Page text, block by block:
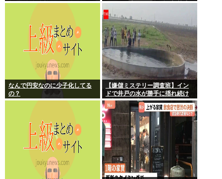
無理、運転免許もなく移住も困
てもヤニ中人口へらずに加熱式
煙草のシュアのびる
なんで円安なのに少子化してる
の？
【嫌儲ミステリー調査班】イン
ドで井戸の水が勝手に揺れ続け
る怪現象発生。しかも5日経って
も止まらない